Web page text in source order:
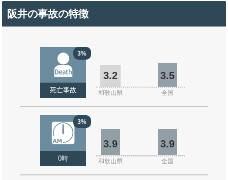
阪井の事故の特徴
3%
死亡事故
3.2 3.5
和歌山県 全国
3%
0時
3.9 3.9
和歌山県 全国